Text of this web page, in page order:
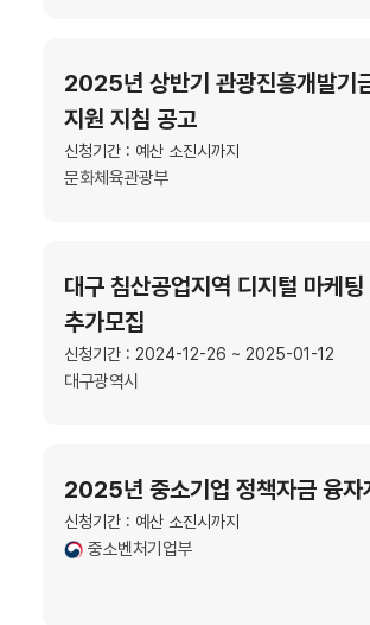
2025년 상반기 관광진흥개발기
지원 지침 공고
신청기간 : 예산 소진시까지
문화체육관광부
대구 침산공업지역 디지털 마케
추가모집
신청기간 : 2024-12-26 ~ 2025-01-12
대구광역시
2025년 중소기업 정책자금 융자
신청기간 : 예산 소진시까지
중소벤처기업부